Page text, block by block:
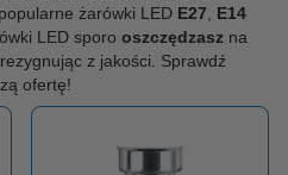
żarówki LED E27
E14
LED sporo oszczędzasz na
z jakości. Sprawdź
ofertę!